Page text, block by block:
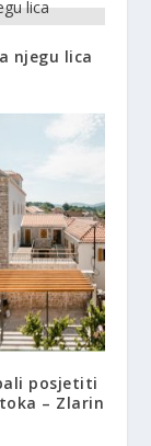
njegu lica
posjetiti
– Zlarin